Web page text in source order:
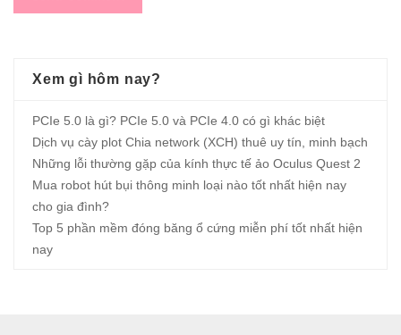
Xem gì hôm nay?
PCIe 5.0 là gì? PCIe 5.0 và PCIe 4.0 có gì khác biệt
Dịch vụ cày plot Chia network (XCH) thuê uy tín, minh bạch
Những lỗi thường gặp của kính thực tế ảo Oculus Quest 2
Mua robot hút bụi thông minh loại nào tốt nhất hiện nay
cho gia đình?
Top 5 phần mềm đóng băng ổ cứng miễn phí tốt nhất hiện
nay